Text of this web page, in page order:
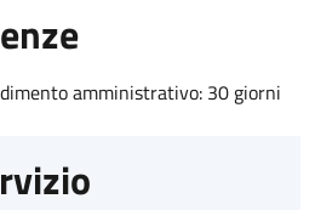
amministrativo: 30 giorni